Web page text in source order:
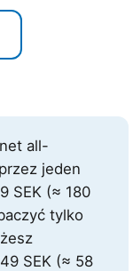
all-
przez jeden
SEK (≈ 180
tylko
SEK (≈ 58